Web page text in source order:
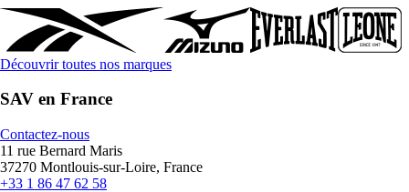
Découvrir toutes nos marques
SAV en France
Contactez-nous
11 rue Bernard Maris
37270 Montlouis-sur-Loire, France
+33 1 86 47 62 58